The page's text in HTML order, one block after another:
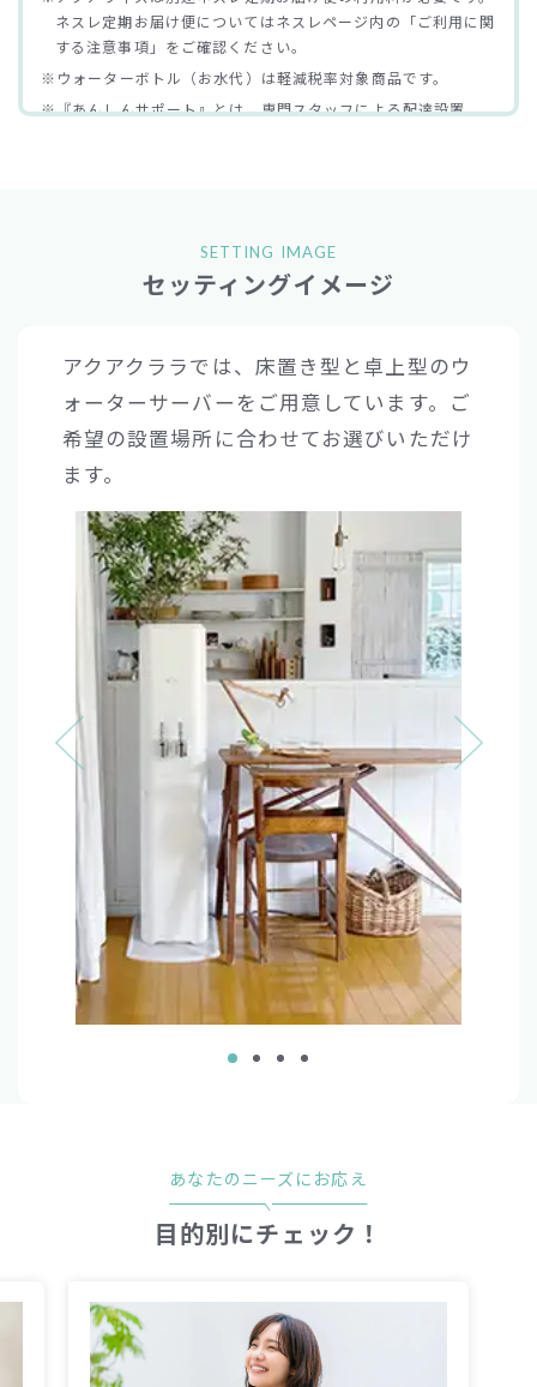
ネスレ定期お届け便についてはネスレページ内の「ご利用に関
する注意事項」をご確認ください。
※ウォーターボトル（お水代）は軽減税率対象商品です。
※『あんしんサポート』とは、専門スタッフによる配達設置、
SETTING IMAGE
セッティングイメージ
アクアクララでは、床置き型と卓上型のウ
ォーターサーバーをご用意しています。 ご
希望の設置場所に合わせてお選びいただけ
ます。
あなたのニーズにお応え
目的別にチェック！